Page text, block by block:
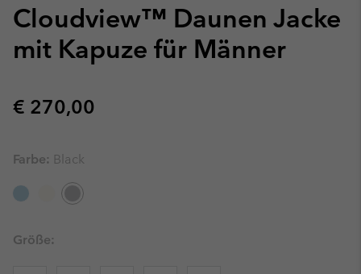
Cloudview™ Daunen Jacke
mit Kapuze für Männer
Regular price:
€ 270,00
Farbe: Black
Größe: